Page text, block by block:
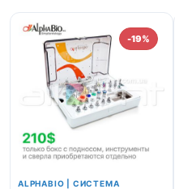
-19%
ALPHABIO | СИСТЕМА